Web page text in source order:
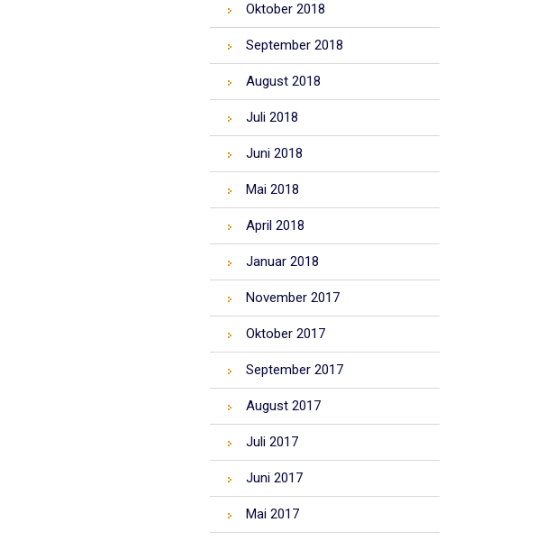
Oktober 2018
September 2018
August 2018
Juli 2018
Juni 2018
Mai 2018
April 2018
Januar 2018
November 2017
Oktober 2017
September 2017
August 2017
Juli 2017
Juni 2017
Mai 2017